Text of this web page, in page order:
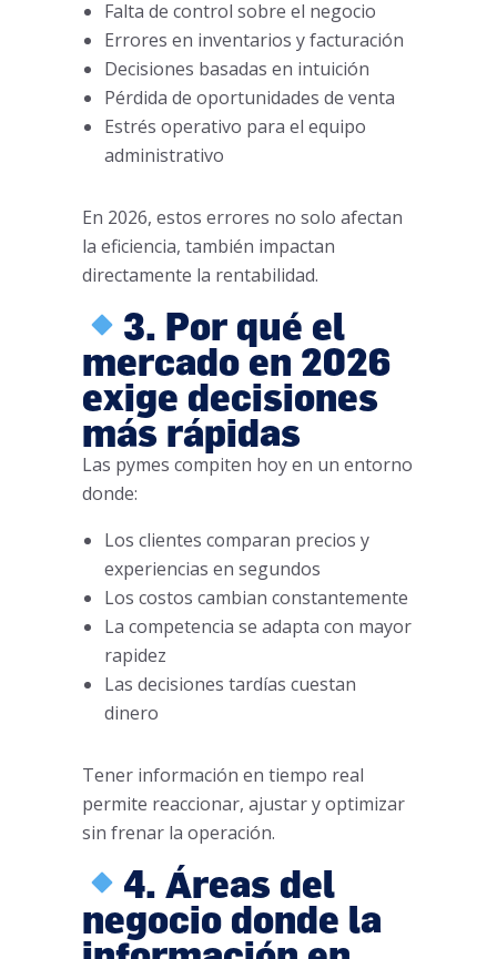
Falta de control sobre el negocio
Errores en inventarios y facturación
Decisiones basadas en intuición
Pérdida de oportunidades de venta
Estrés operativo para el equipo
administrativo
En 2026, estos errores no solo afectan
la eficiencia, también impactan
directamente la rentabilidad.
3. Por qué el
mercado en 2026
exige decisiones
más rápidas
Las pymes compiten hoy en un entorno
donde:
Los clientes comparan precios y
experiencias en segundos
Los costos cambian constantemente
La competencia se adapta con mayor
rapidez
Las decisiones tardías cuestan
dinero
Tener información en tiempo real
permite reaccionar, ajustar y optimizar
sin frenar la operación.
4. Áreas del
negocio donde la